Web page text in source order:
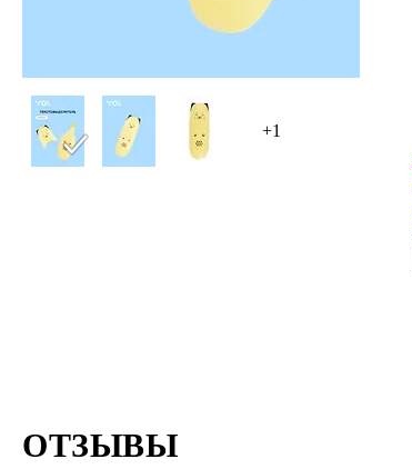
+1
ОТЗЫВЫ